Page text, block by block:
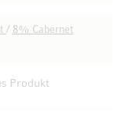
Produkt
/ 8% Cabernet